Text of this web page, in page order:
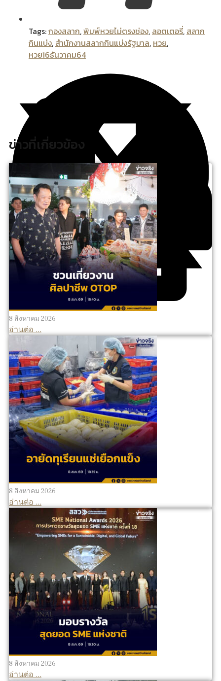
Tags:กองสลาก,พิมพ์หวยไม่ตรงช่อง, ลอตเตอรี่, สลาก
กินแบ่ง, สำนักงานสลากกินแบ่งรัฐบาล, หวย,
หวย16ธันวาคม64
ข่าวที่เกี่ยวข้อง
8 สิงหาคม 2026
อ่านต่อ ...
8 สิงหาคม 2026
อ่านต่อ ...
8 สิงหาคม 2026
อ่านต่อ ...